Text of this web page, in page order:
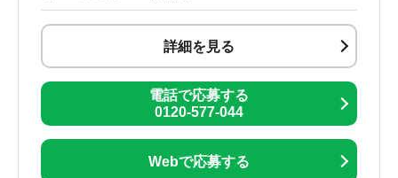
詳細を見る
電話で応募する
0120-577-044
Webで応募する